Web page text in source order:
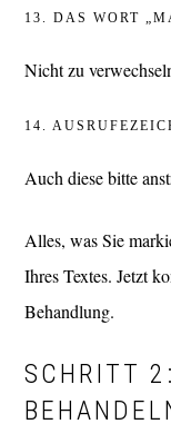
13. DAS WORT
Nicht zu
14.
Auch diese bitte
Alles, was Sie
Ihres Textes. Jetzt
Behandlung.
SCHRITT